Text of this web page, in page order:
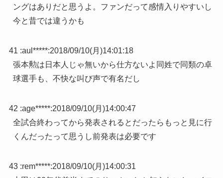
ングはありだと思うよ。ファンだって感情入りやすいし
今と昔では違うかも
41 :aul*****:2018/09/10(月)14:01:18
張本勲は日本人じゃ無いから仕方ないよ同姓で同類の卓
球選手も、不快な叫び声で有名だし
42 :age*****:2018/09/10(月)14:00:47
全試合終わってから発表されるとだったらもっと見に行
くんだったって思うし前発表は必要です
43 :rem*****:2018/09/10(月)14:00:31